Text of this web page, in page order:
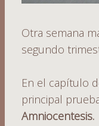
Otra semana
segundo
En el capítulo
principal
Amniocentesis.